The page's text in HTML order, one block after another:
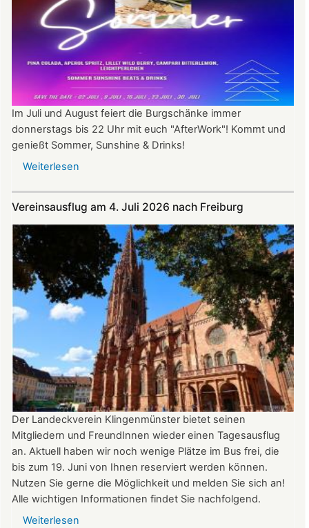
Im Juli und August feiert die Burgschänke immer
donnerstags bis 22 Uhr mit euch "AfterWork"! Kommt und
genießt Sommer, Sunshine & Drinks!
Weiterlesen
und
August
der
Burg:
After
Work
donnerstags
22:00
Uhr
Vereinsausflug am 4. Juli 2026 nach Freiburg
Der Landeckverein Klingenmünster bietet seinen
Mitgliedern und FreundInnen wieder einen Tagesausflug
an. Aktuell haben wir noch wenige Plätze im Bus frei, die
bis zum 19. Juni von Ihnen reserviert werden können.
Nutzen Sie gerne die Möglichkeit und melden Sie sich an!
Alle wichtigen Informationen findet Sie nachfolgend.
Weiterlesen